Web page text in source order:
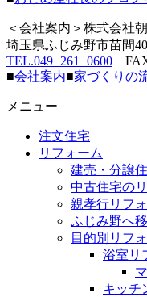
＜会社案内＞株式会社
埼玉県ふじみ野市苗間
TEL.049−261−0600
■会社案内■家づくりの
メニュー
注文住宅
リフォーム
建売・分譲
中古住宅の
親孝行リフ
ふじみ野へ
目的別リフ
浴室リ
キッチ